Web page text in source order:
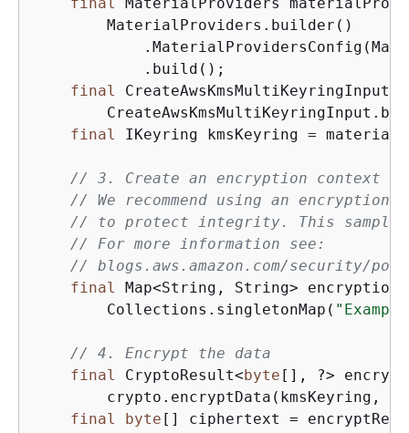
        MaterialProviders.builder()
            .build();
final
CreateAwsKmsMultiKeyringInput
final
IKeyring kmsKeyring =
// 3. Create an encryption context
// We recommend using an encryption
// to protect integrity. This sample
// For more information see:
// blogs.aws.amazon.com/security/post/
final
Map<String, String>
        Collections.singletonMap(
// 4. Encrypt the data
final
CryptoResult<byte [], ?>
crypto.encryptData(kmsKeyring,
final
byte [] ciphertext =